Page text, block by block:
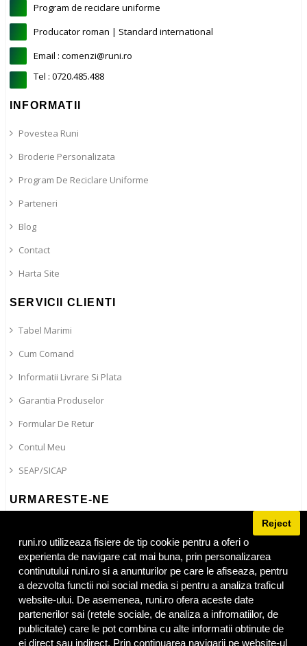
runi.ro utilizeaza fisiere de tip cookie pentru a oferi o
experienta de navigare cat mai buna, prin personalizarea
continutului runi.ro si a anunturilor pe care le afiseaza, pentru
a dezvolta functii noi social media si pentru a analiza traficul
website-ului. De asemenea, runi.ro ofera aceste date
partenerilor sai (retele sociale, de analiza a infromatiilor, de
publicitate) care le pot combina cu alte informatii obtinute de
ei direct sau indirect. Prin continuarea navigarii pe website-ul
Reject
Program de reciclare uniforme
Producator roman | Standard international
Email : comenzi@runi.ro
Tel : 0720.485.488
INFORMATII
Povestea Runi
Broderie Personalizata
Program De Reciclare Uniforme
Parteneri
Blog
Contact
Harta Site
SERVICII CLIENTI
Tabel Marimi
Cum Comand
Informatii Livrare Si Plata
Garantia Produselor
Formular De Retur
Contul Meu
SEAP/SICAP
URMARESTE-NE
Facebook
Instagram
Tiktok